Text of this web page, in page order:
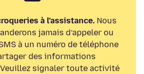
à l’assistance. Nous
jamais d’appeler ou
à un numéro de téléphone
des informations
signaler toute activité